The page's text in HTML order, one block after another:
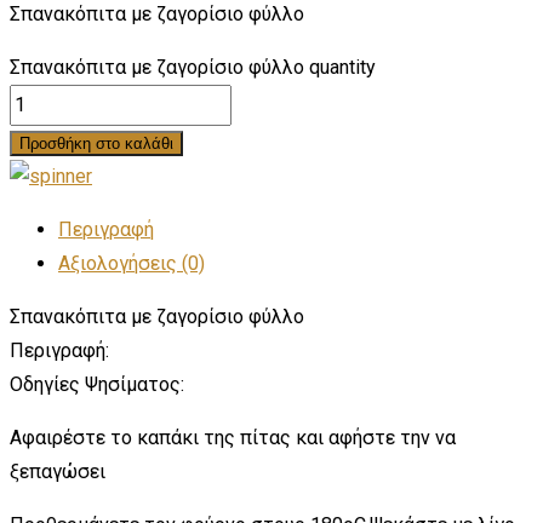
Σπανακόπιτα με ζαγορίσιο φύλλο
Σπανακόπιτα με ζαγορίσιο φύλλο quantity
Προσθήκη στο καλάθι
Περιγραφή
Αξιολογήσεις (0)
Σπανακόπιτα με ζαγορίσιο φύλλο
Περιγραφή:
Οδηγίες Ψησίματος:
Αφαιρέστε το καπάκι της πίτας και αφήστε την να
ξεπαγώσει